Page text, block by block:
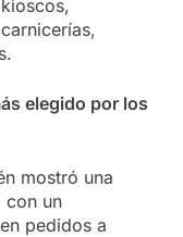
elegido por los
mostró una
con un
pedidos a